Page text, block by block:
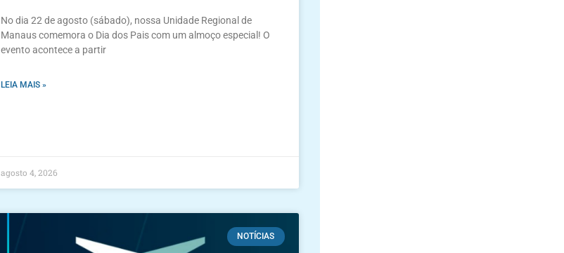
No dia 22 de agosto (sábado), nossa Unidade Regional de
Manaus comemora o Dia dos Pais com um almoço especial! O
evento acontece a partir
LEIA MAIS »
agosto 4, 2026
NOTÍCIAS